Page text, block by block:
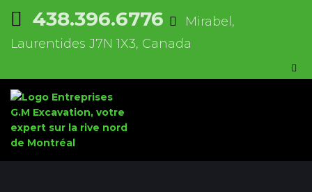
438.396.6776
Mirabel,
Laurentides J7N 1X3, Canada